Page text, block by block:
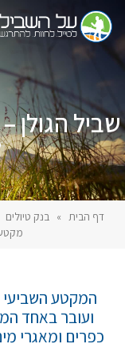
דף הבית »בנק טיולים
מקטע מספר 7.
המקטע השביעי
ועובר באחד
כפרים ומאגרי